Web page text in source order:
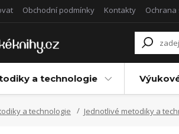
Obchodní podmínky Kontakty
a technologie
a technologie Jednotlivé metodiky a